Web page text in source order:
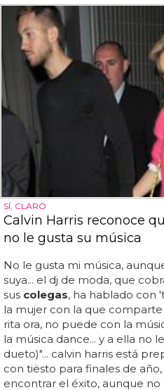
SÍ, CLARO
Calvin Harris reconoce
no le gusta su música
No le gusta mi música,
suya... el dj de moda, que
sus colegas, ha hablado con
la mujer con la que comparte
rita ora, no puede con la
la música dance... y a ella no
dueto)"... calvin harris está
con tiësto para finales de
encontrar el éxito, aunque no